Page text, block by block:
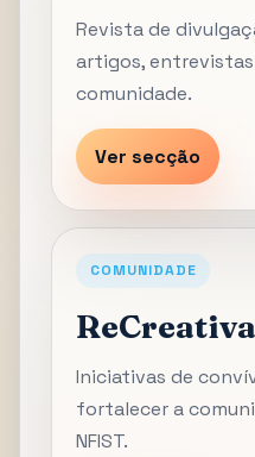
Revista de
artigos,
comunidade.
Ver secção
COMUNIDADE
ReCreativa
Iniciativas de
fortalecer a
NFIST.